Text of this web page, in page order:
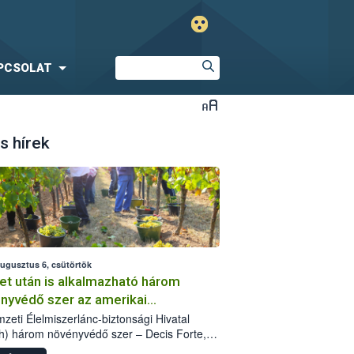
hírek
6, csütörtök
után is alkalmazható három
szer az amerikai
ellen
Élelmiszerlánc-biztonsági Hivatal
három növényvédő szer – Decis Forte,
24 EW, Oroganic – engedélyokiratát